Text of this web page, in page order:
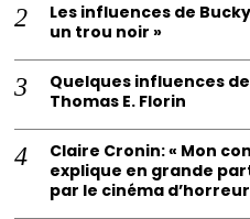
Les influences de
un trou noir »
Quelques influences
Thomas E. Florin
Claire Cronin: « Mon
explique en grande
par le cinéma